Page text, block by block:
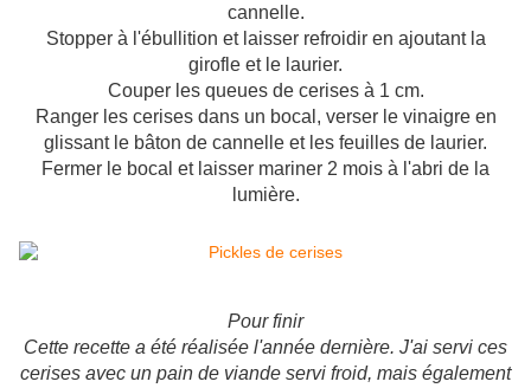
cannelle.
Stopper à l'ébullition et laisser refroidir en ajoutant la
girofle et le laurier.
Couper les queues de cerises à 1 cm.
Ranger les cerises dans un bocal, verser le vinaigre en
glissant le bâton de cannelle et les feuilles de laurier.
Fermer le bocal et laisser mariner 2 mois à l'abri de la
lumière.
Pour finir
Cette recette a été réalisée l'année dernière. J'ai servi ces
cerises avec un pain de viande servi froid, mais également